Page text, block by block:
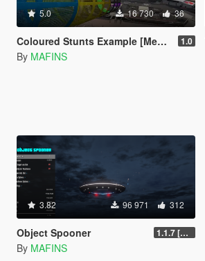
5.0 16 730 36
Coloured Stunts Example [Menyoo] 1.0
By MAFINS
3.82 96 971 312
Object Spooner 1.1.7 [FINAL]
By MAFINS